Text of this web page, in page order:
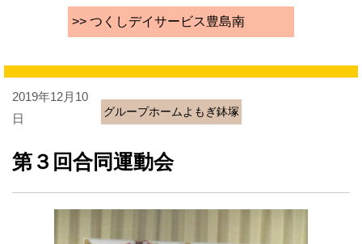
>> つくしデイサービス豊島南
2019年12月10
日
グループホームよもぎ鉢塚
第３回合同運動会